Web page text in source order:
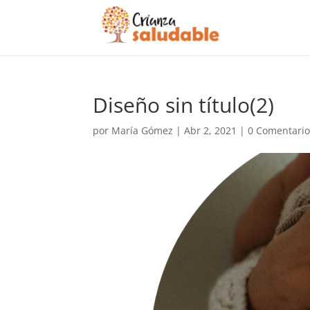
Diseño sin título(2)
por María Gómez |Abr 2, 2021 |0